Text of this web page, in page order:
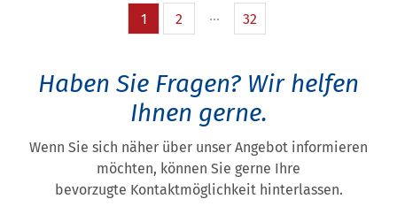
1 2 32
Haben Sie Fragen? Wir helfen
Ihnen gerne.
Wenn Sie sich näher über unser Angebot informieren
möchten, können Sie gerne Ihre
bevorzugte Kontaktmöglichkeit hinterlassen.